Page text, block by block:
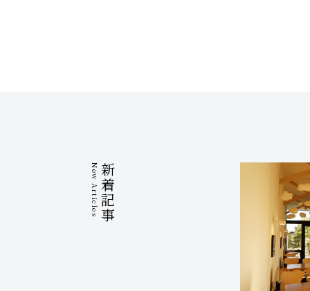
New Articles新着記事